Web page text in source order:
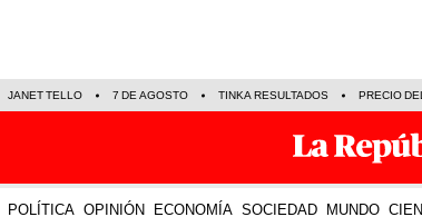
JANET TELLO 7 DE AGOSTO TINKA RESULTADOS PRECIO
POLÍTICA OPINIÓN ECONOMÍA SOCIEDAD MUNDO